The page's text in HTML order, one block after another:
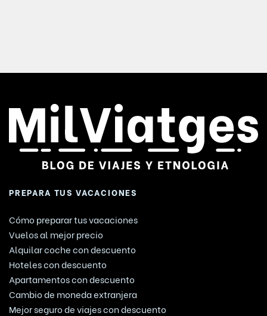
PREPARA TUS VACACIONES
Cómo preparar tus vacaciones
Vuelos al mejor precio
Alquilar coche con descuento
Hoteles con descuento
Apartamentos con descuento
Cambio de moneda extranjera
Mejor seguro de viajes con descuento